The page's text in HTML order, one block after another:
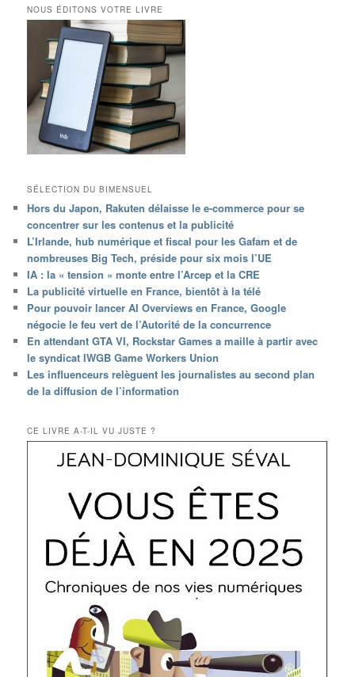
NOUS ÉDITONS VOTRE LIVRE
SÉLECTION DU BIMENSUEL
Hors du Japon, Rakuten délaisse le e-commerce pour se
concentrer sur les contenus et la publicité
L’Irlande, hub numérique et fiscal pour les Gafam et de
nombreuses Big Tech, préside pour six mois l’UE
IA : la « tension » monte entre l’Arcep et la CRE
La publicité virtuelle en France, bientôt à la télé
Pour pouvoir lancer AI Overviews en France, Google
négocie le feu vert de l’Autorité de la concurrence
En attendant GTA VI, Rockstar Games a maille à partir avec
le syndicat IWGB Game Workers Union
Les influenceurs relèguent les journalistes au second plan
de la diffusion de l’information
CE LIVRE A-T-IL VU JUSTE ?